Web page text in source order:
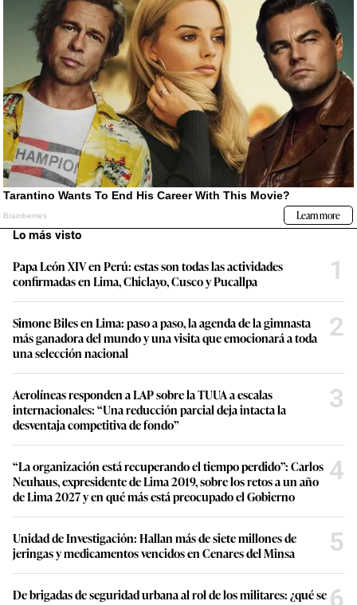
Lo más visto
Papa León XIV en Perú: estas son todas las actividades
confirmadas en Lima, Chiclayo, Cusco y Pucallpa
1
Simone Biles en Lima: paso a paso, la agenda de la gimnasta
más ganadora del mundo y una visita que emocionará a toda
una selección nacional
2
Aerolíneas responden a LAP sobre la TUUA a escalas
internacionales: “Una reducción parcial deja intacta la
desventaja competitiva de fondo”
3
“La organización está recuperando el tiempo perdido”: Carlos
Neuhaus, expresidente de Lima 2019, sobre los retos a un año
de Lima 2027 y en qué más está preocupado el Gobierno
4
Unidad de Investigación: Hallan más de siete millones de
jeringas y medicamentos vencidos en Cenares del Minsa
5
De brigadas de seguridad urbana al rol de los militares: ¿qué se